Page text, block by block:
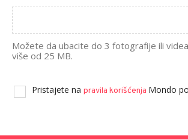
Možete da ubacite do 3 fotografije ili
više od 25 MB.
Pristajete na pravila korišćenja Mondo